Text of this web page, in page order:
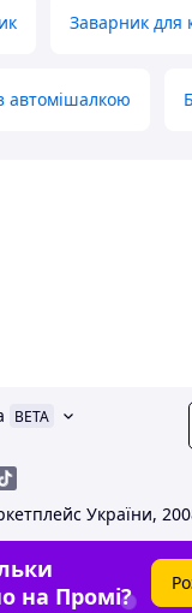
Заварник для
автомішалкою
BETA
України,
на Промі?